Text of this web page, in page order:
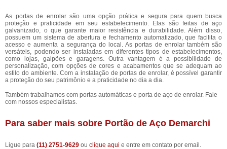
As portas de enrolar são uma opção prática e segura para quem busca
proteção e praticidade em seu estabelecimento. Elas são feitas de aço
galvanizado, o que garante maior resistência e durabilidade. Além disso,
possuem um sistema de abertura e fechamento automatizado, que facilita o
acesso e aumenta a segurança do local. As portas de enrolar também são
versáteis, podendo ser instaladas em diferentes tipos de estabelecimentos,
como lojas, galpões e garagens. Outra vantagem é a possibilidade de
personalização, com opções de cores e acabamentos que se adequam ao
estilo do ambiente. Com a instalação de portas de enrolar, é possível garantir
a proteção do seu patrimônio e a praticidade no dia a dia.
Também trabalhamos com portas automáticas e porta de aço de enrolar. Fale
com nossos especialistas.
Para saber mais sobre Portão de Aço Demarchi
Ligue para (11) 2751-9629 ou clique aqui e entre em contato por email.